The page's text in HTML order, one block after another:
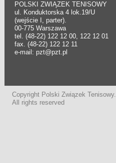
POLSKI ZWIĄZEK TENISOWY
ul. Konduktorska 4 lok.19/U
(wejście I, parter).
00-775 Warszawa
tel. (48-22) 122 12 00, 122 12 01
fax. (48-22) 122 12 11
e-mail: pzt@pzt.pl
Copyright Polski Związek Tenisowy.
All rights reserved